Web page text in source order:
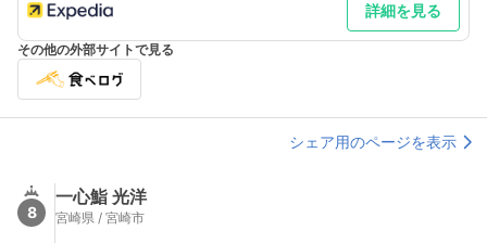
詳細を見る
その他の外部サイトで見る
シェア用のページを表示
8
一心鮨 光洋
宮崎県 / 宮崎市